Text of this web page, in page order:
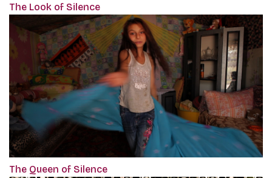
The Look of Silence
The Queen of Silence